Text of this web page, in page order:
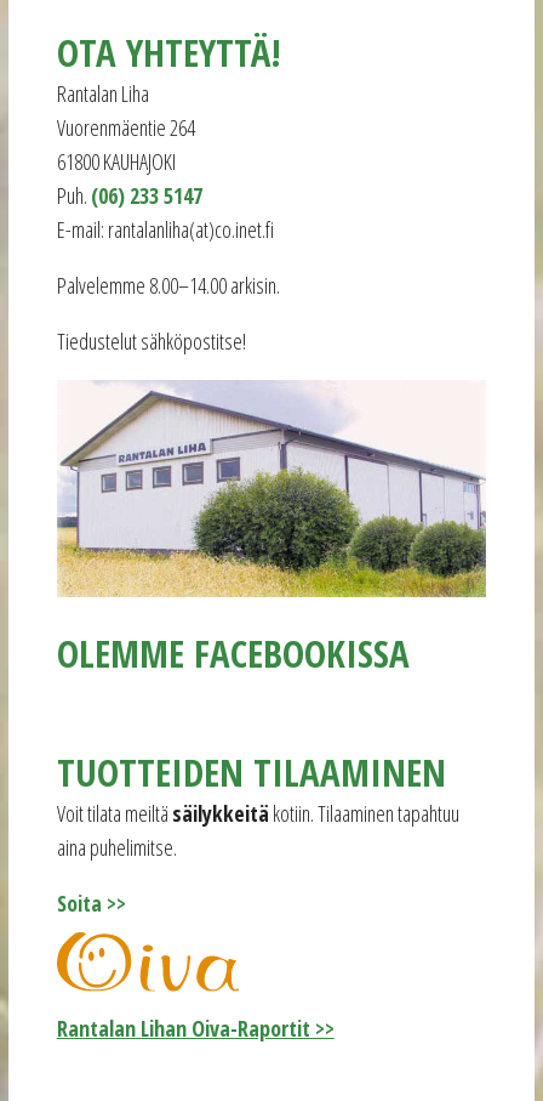
OTA YHTEYTTÄ!
Rantalan Liha
Vuorenmäentie 264
61800 KAUHAJOKI
Puh. (06) 233 5147
E-mail: rantalanliha(at)co.inet.fi
Palvelemme 8.00–14.00 arkisin.
Tiedustelut sähköpostitse!
OLEMME FACEBOOKISSA
TUOTTEIDEN TILAAMINEN
Voit tilata meiltä säilykkeitä kotiin. Tilaaminen tapahtuu
aina puhelimitse.
Soita >>
Rantalan Lihan Oiva-Raportit >>